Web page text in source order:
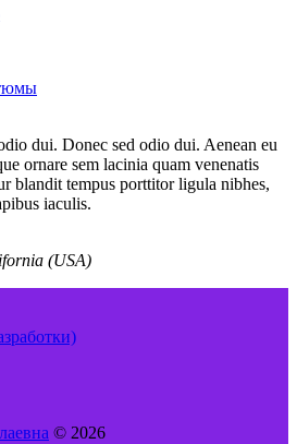
dui. Donec sed odio dui. Aenean eu
ornare sem lacinia quam venenatis
blandit tempus porttitor ligula nibhes,
iaculis.
(USA)
© 2026